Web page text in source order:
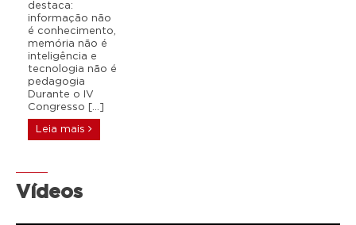
destaca:
informação não
é conhecimento,
memória não é
inteligência e
tecnologia não é
pedagogia
Durante o IV
Congresso […]
Leia mais
Vídeos